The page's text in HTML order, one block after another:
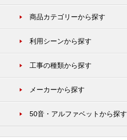
商品カテゴリーから探す
利用シーンから探す
工事の種類から探す
メーカーから探す
50音・アルファベットから探す